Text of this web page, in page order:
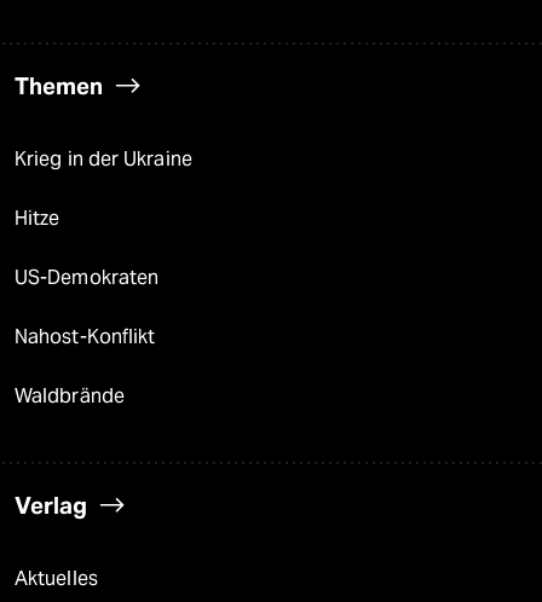
Themen
Krieg in der Ukraine
Hitze
US-Demokraten
Nahost-Konflikt
Waldbrände
Verlag
Aktuelles